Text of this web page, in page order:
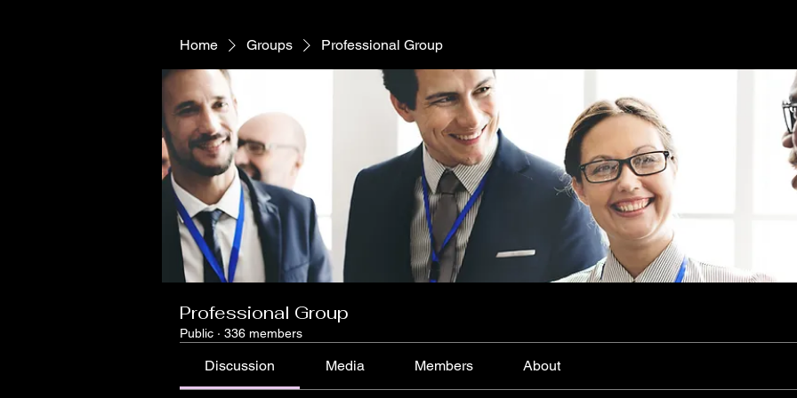
Home Groups Professional Group
Professional Group
Public · 336 members
Discussion Media Members About